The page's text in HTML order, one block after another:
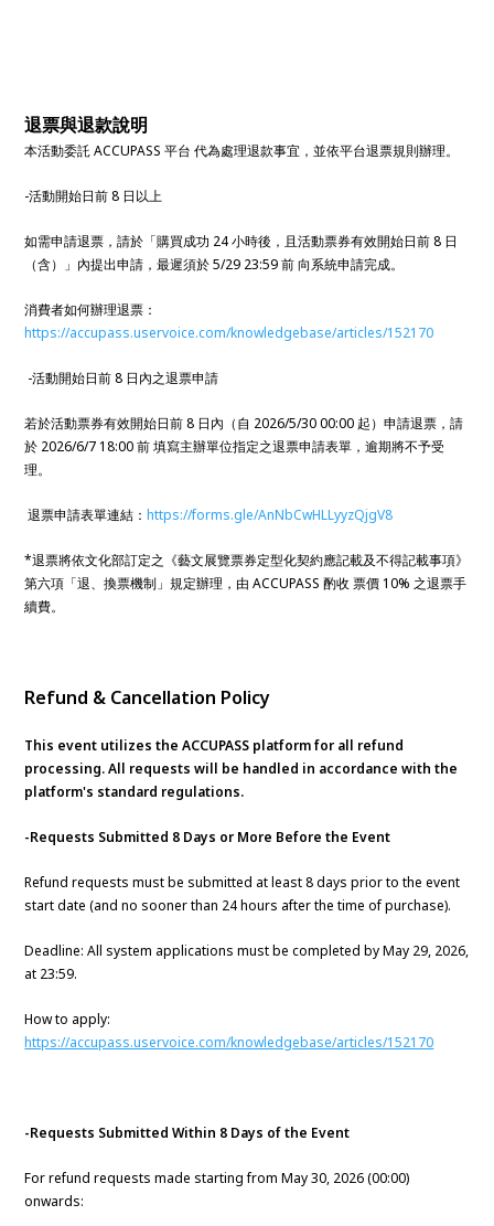
退票與退款說明
本活動委託 ACCUPASS 平台 代為處理退款事宜，並依平台退票規則辦理。
-活動開始日前 8 日以上
如需申請退票，請於「購買成功 24 小時後，且活動票券有效開始日前 8 日
（含）」內提出申請，最遲須於 5/29 23:59 前 向系統申請完成。
消費者如何辦理退票：
https://accupass.uservoice.com/knowledgebase/articles/152170
-活動開始日前 8 日內之退票申請
若於活動票券有效開始日前 8 日內（自 2026/5/30 00:00 起）申請退票，請
於 2026/6/7 18:00 前 填寫主辦單位指定之退票申請表單，逾期將不予受
理。
退票申請表單連結：https://forms.gle/AnNbCwHLLyyzQjgV8
*退票將依文化部訂定之《藝文展覽票券定型化契約應記載及不得記載事項》
第六項「退、換票機制」規定辦理，由 ACCUPASS 酌收 票價 10% 之退票手
續費。
Refund & Cancellation Policy
This event utilizes the ACCUPASS platform for all refund
processing. All requests will be handled in accordance with the
platform's standard regulations.
-Requests Submitted 8 Days or More Before the Event
Refund requests must be submitted at least 8 days prior to the event
start date (and no sooner than 24 hours after the time of purchase).
Deadline: All system applications must be completed by May 29, 2026,
at 23:59.
How to apply:
https://accupass.uservoice.com/knowledgebase/articles/152170
-Requests Submitted Within 8 Days of the Event
For refund requests made starting from May 30, 2026 (00:00)
onwards: